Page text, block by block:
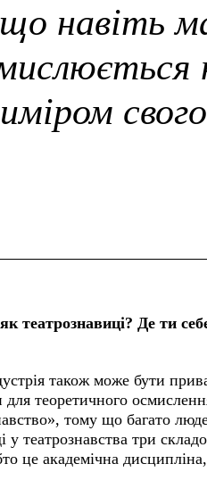
навіть
свого
театрознавиці? Де ти
також може бути
теоретичного
тому що багато
театрознавства три
це академічна